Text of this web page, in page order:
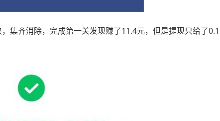
集齐消除，完成第一关发现赚了11.4元，但是提现只给了